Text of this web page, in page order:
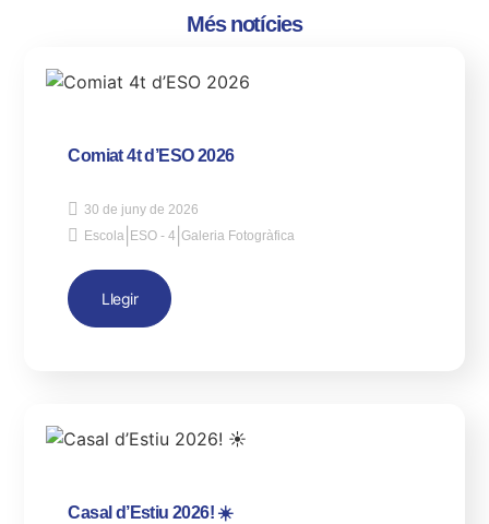
Més notícies
Comiat 4t d’ESO 2026
30 de juny de 2026
Escola ESO - 4 |Galeria Fotogràfica
Llegir
Casal d’Estiu 2026! ☀️